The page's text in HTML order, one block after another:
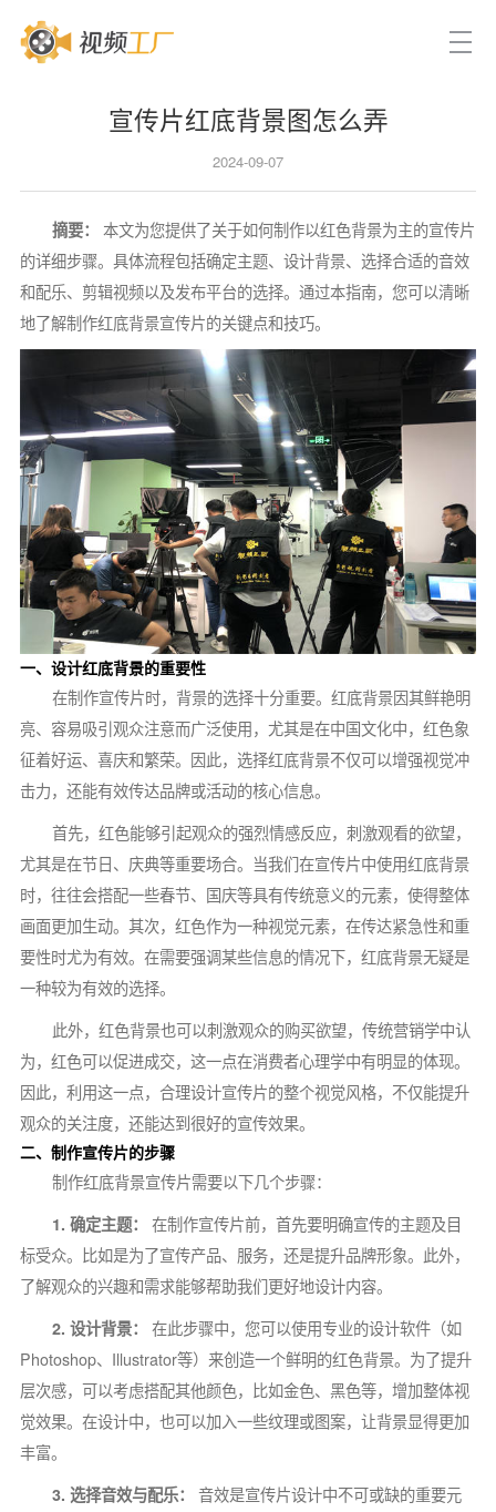
宣传片红底背景图怎么弄
2024-09-07
摘要： 本文为您提供了关于如何制作以红色背景为主的宣传片
的详细步骤。具体流程包括确定主题、设计背景、选择合适的音效
和配乐、剪辑视频以及发布平台的选择。通过本指南，您可以清晰
地了解制作红底背景宣传片的关键点和技巧。
一、设计红底背景的重要性
在制作宣传片时，背景的选择十分重要。红底背景因其鲜艳明
亮、容易吸引观众注意而广泛使用，尤其是在中国文化中，红色象
征着好运、喜庆和繁荣。因此，选择红底背景不仅可以增强视觉冲
击力，还能有效传达品牌或活动的核心信息。
首先，红色能够引起观众的强烈情感反应，刺激观看的欲望，
尤其是在节日、庆典等重要场合。当我们在宣传片中使用红底背景
时，往往会搭配一些春节、国庆等具有传统意义的元素，使得整体
画面更加生动。其次，红色作为一种视觉元素，在传达紧急性和重
要性时尤为有效。在需要强调某些信息的情况下，红底背景无疑是
一种较为有效的选择。
此外，红色背景也可以刺激观众的购买欲望，传统营销学中认
为，红色可以促进成交，这一点在消费者心理学中有明显的体现。
因此，利用这一点，合理设计宣传片的整个视觉风格，不仅能提升
观众的关注度，还能达到很好的宣传效果。
二、制作宣传片的步骤
制作红底背景宣传片需要以下几个步骤：
1. 确定主题： 在制作宣传片前，首先要明确宣传的主题及目
标受众。比如是为了宣传产品、服务，还是提升品牌形象。此外，
了解观众的兴趣和需求能够帮助我们更好地设计内容。
2. 设计背景： 在此步骤中，您可以使用专业的设计软件（如
Photoshop、Illustrator等）来创造一个鲜明的红色背景。为了提升
层次感，可以考虑搭配其他颜色，比如金色、黑色等，增加整体视
觉效果。在设计中，也可以加入一些纹理或图案，让背景显得更加
丰富。
3. 选择音效与配乐： 音效是宣传片设计中不可或缺的重要元